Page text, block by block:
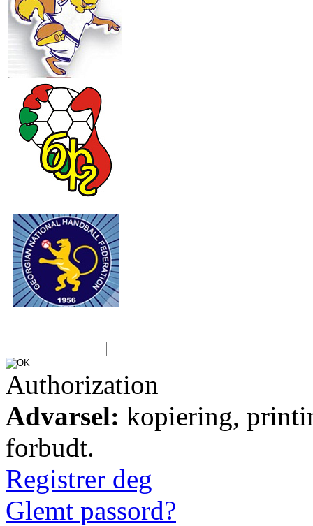
Authorization
Advarsel: kopiering,
forbudt.
Registrer deg
Glemt passord?